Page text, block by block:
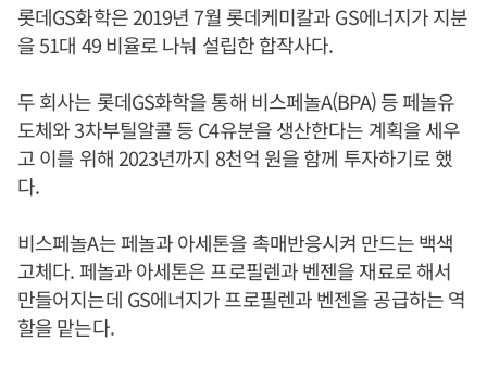
롯데GS화학은 2019년 7월 롯데케미칼과 GS에너지가 지분
을 51대 49 비율로 나눠 설립한 합작사다.
두 회사는 롯데GS화학을 통해 비스페놀A(BPA) 등 페놀유
도체와 3차부틸알콜 등 C4유분을 생산한다는 계획을 세우
고 이를 위해 2023년까지 8천억 원을 함께 투자하기로 했
다.
비스페놀A는 페놀과 아세톤을 촉매반응시켜 만드는 백색
고체다. 페놀과 아세톤은 프로필렌과 벤젠을 재료로 해서
만들어지는데 GS에너지가 프로필렌과 벤젠을 공급하는 역
할을 맡는다.